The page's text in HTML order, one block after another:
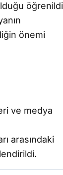
önemi
ve medya
arasındaki